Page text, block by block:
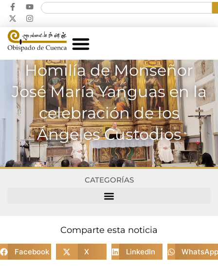
Homilía de Monseñor
José María Yanguas en la
celebración de los
Ángeles Custodios
CATEGORÍAS
Comparte esta noticia
Facebook X LinkedIn WhatsApp